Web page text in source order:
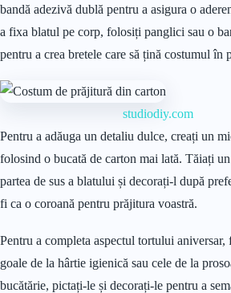
bandă adezivă dublă pentru a asigura o
a fixa blatul pe corp, folosiți panglici sau o
pentru a crea bretele care să țină costumul în
studiodiy.com
Pentru a adăuga un detaliu dulce, creați un
folosind o bucată de carton mai lată. Tăiați
partea de sus a blatului și decorați-l după
fi ca o coroană pentru prăjitura voastră.
Pentru a completa aspectul tortului
goale de la hârtie igienică sau cele de la
bucătărie, pictați-le și decorați-le pentru a